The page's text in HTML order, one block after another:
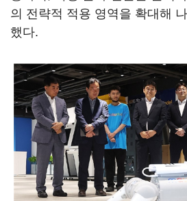
의 전략적 적용 영역을 확대해
했다.